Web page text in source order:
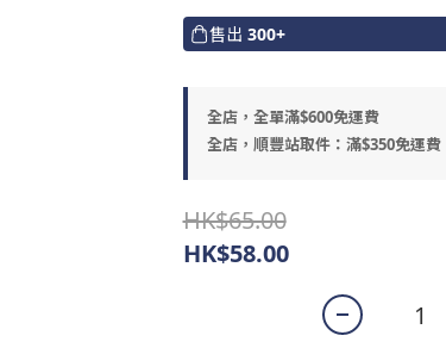
售出 300+
全店，全單滿$600免運費
全店，順豐站取件：滿$350免運費
HK$65.00
HK$58.00